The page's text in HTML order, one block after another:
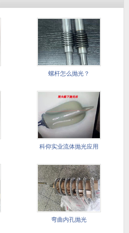
螺杆怎么抛光？
科仰实业流体抛光应用
弯曲内孔抛光